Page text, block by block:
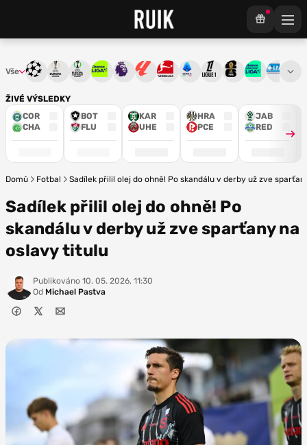
ŽIVÉ VÝSLEDKY
COR
CHA
BOT
FLU
KAR
UHE
HRA
PCE
JAB
RED
Vše Liga mistrůEvropská liga
Konferenční liga
Chance ligaPremier League
La LigaBundesliga
Serie ALigue 1Mistrovství světa
Chance3. ČFL
Domů Fotbal Sadílek přilil olej do ohně! Po skandálu v derby už zve
Sadílek přilil olej do ohně! Po
skandálu v derby už zve sparťany na
oslavy titulu
Publikováno 10. 05. 2026, 11:30
Od Michael Pastva